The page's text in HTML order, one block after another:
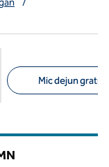
/
Mic dejun gratuit